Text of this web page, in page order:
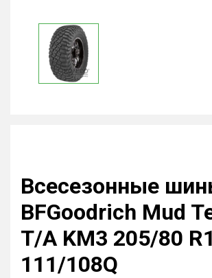
Всесезонные
BFGoodrich Mud
T/A KM3 205/80
111/108Q